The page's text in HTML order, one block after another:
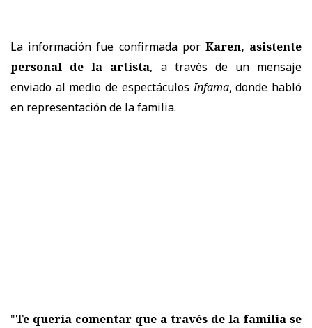
La información fue confirmada por Karen, asistente
personal de la artista, a través de un mensaje
enviado al medio de espectáculosInfama, donde habló
en representación de la familia.
"Te quería comentar que a través de la familia se